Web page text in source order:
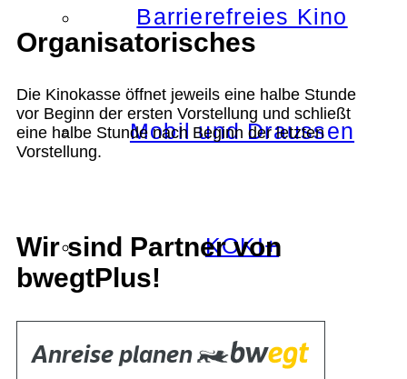
Barrierefreies Kino
Mobil und Draussen
KOKI+
Kontakt
Organisatorisches
Die Kinokasse öffnet jeweils eine halbe Stunde
vor Beginn der ersten Vorstellung und schließt
eine halbe Stunde nach Beginn der letzten
Vorstellung.
Wir sind Partner von
bwegtPlus!